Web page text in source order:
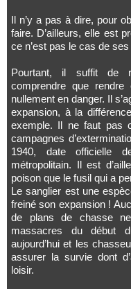
Il n’y a pas à dire, pour
faire. D’ailleurs, elle est
ce n’est pas le cas de
Pourtant, il suffit de
comprendre que
nullement en danger. Il
expansion, à la
exemple. Il ne faut pas
campagnes
1940, date officielle
métropolitain. Il est
poison que le fusil qui a
Le sanglier est une
freiné son expansion !
de plans de chasse
massacres du début
aujourd’hui et les
assurer la survie dont
loisir.